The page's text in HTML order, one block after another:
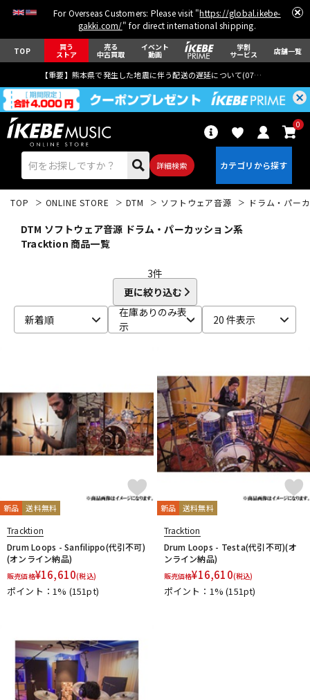
For Overseas Customers: Please visit "https://global.ikebe-
gakki.com/" for direct international shipping.
TOP 買う
ストア
売る
中古買取
イベント
動画
学割
サービス 店舗一覧
【重要】熊本県で発生した地震に伴う配送の遅延について(07月29日
詳細検索
0
ベース ウクレレ
パーカッション
キーボード 電子ピアノ
DJ機器 DTM
配信/ライブ機器
TOP ONLINE STORE DTM ソフトウェア音源 ドラム・パー
DTM ソフトウェア音源 ドラム・パーカッション系
Tracktion 商品一覧
3件
更に絞り込む
新着順
在庫ありのみ表
示
20 件表示
新品 送料無料
Tracktion
Drum Loops - Sanfilippo(代引不可)
(オンライン納品)
販売価格¥16,610(税込)
ポイント：1% (151pt)
新品 送料無料
Tracktion
Drum Loops - Testa(代引不可)(オ
ンライン納品)
販売価格¥16,610(税込)
ポイント：1%(151pt)